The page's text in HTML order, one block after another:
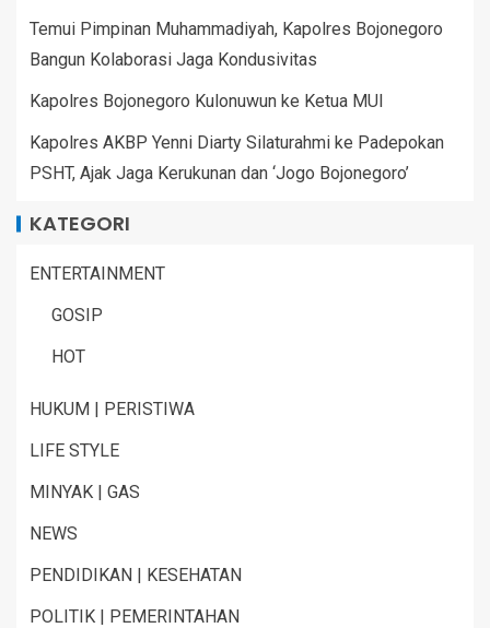
Temui Pimpinan Muhammadiyah, Kapolres Bojonegoro
Bangun Kolaborasi Jaga Kondusivitas
Kapolres Bojonegoro Kulonuwun ke Ketua MUI
Kapolres AKBP Yenni Diarty Silaturahmi ke Padepokan
PSHT, Ajak Jaga Kerukunan dan ‘Jogo Bojonegoro’
KATEGORI
ENTERTAINMENT
GOSIP
HOT
HUKUM | PERISTIWA
LIFE STYLE
MINYAK | GAS
NEWS
PENDIDIKAN | KESEHATAN
POLITIK | PEMERINTAHAN